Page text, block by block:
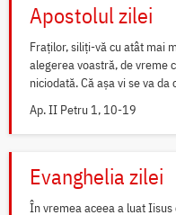
Apostolul zilei
Fraților, siliți-vă cu atât mai
alegerea voastră, de vreme
niciodată. Că așa vi se va da
Ap. II Petru 1, 10-19
Evanghelia zilei
În vremea aceea a luat